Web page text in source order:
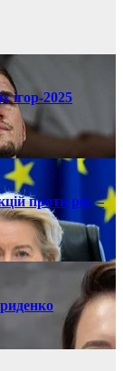
ігор-2025
проти рф, –